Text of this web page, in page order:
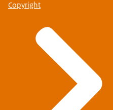
Copyright